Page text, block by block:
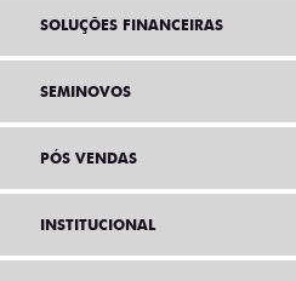
SOLUÇÕES FINANCEIRAS
SEMINOVOS
PÓS VENDAS
INSTITUCIONAL